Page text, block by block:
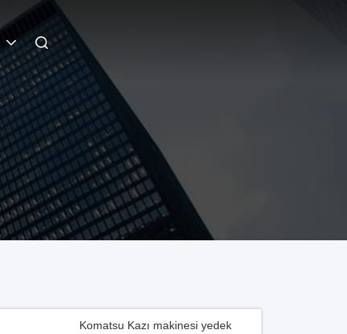
Komatsu Kazı makinesi yedek